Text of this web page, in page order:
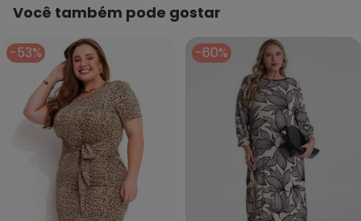
Você também pode gostar
-53% -60%